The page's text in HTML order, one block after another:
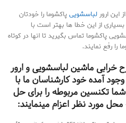
این ارورلباسشویی پاکشوما را خودتان
بسیاری از این خطا ها بهتر است با
پاکشوما تماس بگیرید تا انها در کوتاه
را رفع نمایند.
خرابی ماشین لباسشویی و ارور
آمده خود کارشناسان ما با
تکنسین مربوطه را برای حل
مورد نظر اعزام مینمایند: